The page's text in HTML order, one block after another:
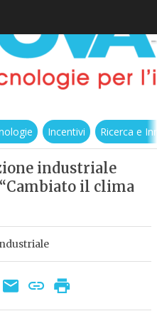
Incentivi Ricerca e
industriale
il clima